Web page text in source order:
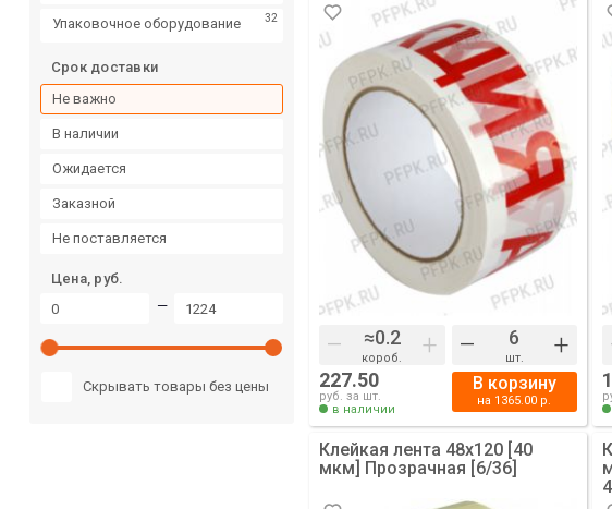
Упаковочное оборудование 32
Срок доставки
Не важно
в наличии
ожидается
заказной
не поставляется
Цена, руб.
—
Скрывать товары без цены
– короб. + – шт. +
227.50
руб. за шт.
в наличии
В корзину
на 1365.00 р.
Клейкая лента 48х120 [40
мкм] Прозрачная [6/36]